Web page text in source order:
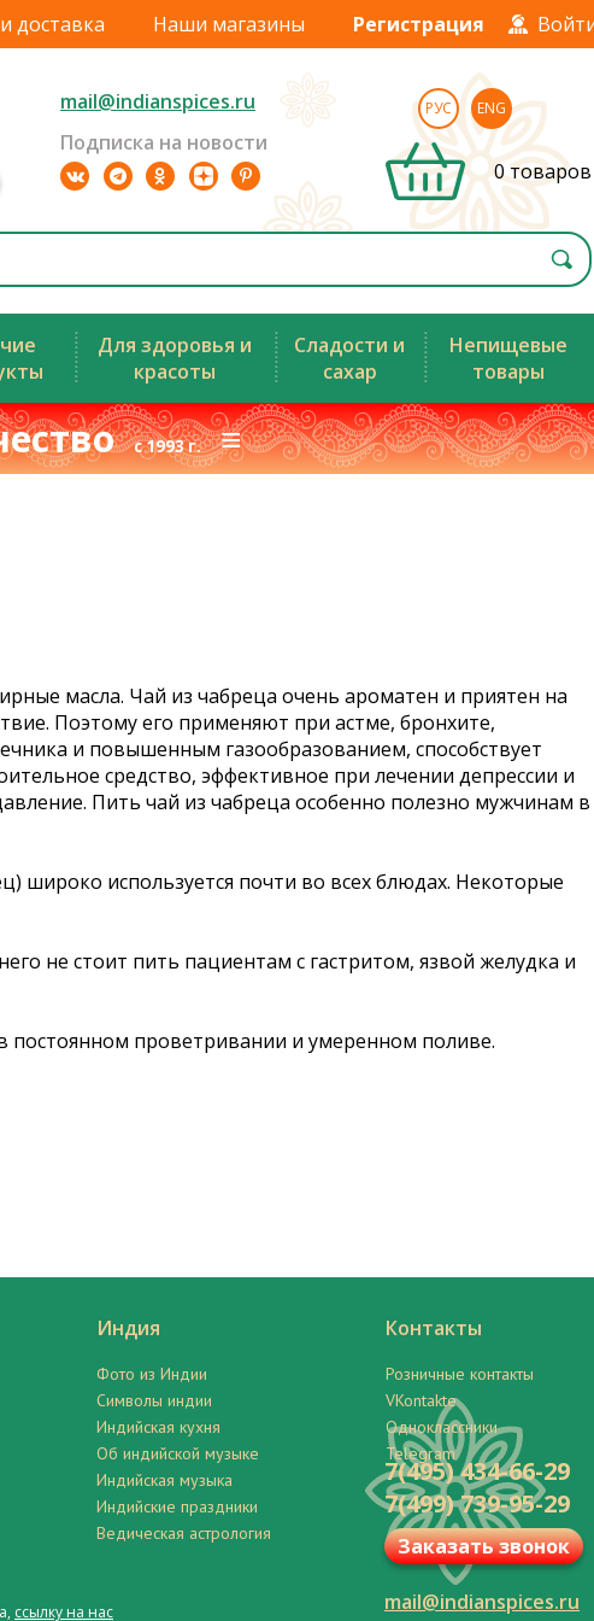
доставка Наши магазины Регистрация
mail@indianspices.ru
Подписка на новости
РУС ENG
0 товаров
Для здоровья и
красоты
Сладости и
сахар
Непищевые
товары
с 1993 г.≡
масла. Чай из чабреца очень ароматен и приятен на
Поэтому его применяют при астме, бронхите,
и повышенным газообразованием, способствует
средство, эффективное при лечении депрессии и
Пить чай из чабреца особенно полезно мужчинам в
широко используется почти во всех блюдах. Некоторые
не стоит пить пациентам с гастритом, язвой желудка и
постоянном проветривании и умеренном поливе.
Индия
Фото из Индии
Символы индии
Индийская кухня
Об индийской музыке
Индийская музыка
Индийские праздники
Ведическая астрология
Контакты
Розничные контакты
VKontakte
Одноклассники
Telegram
ссылку на нас
7(495) 434-66-29
7(499) 739-95-29
Заказать звонок
mail@indianspices.ru